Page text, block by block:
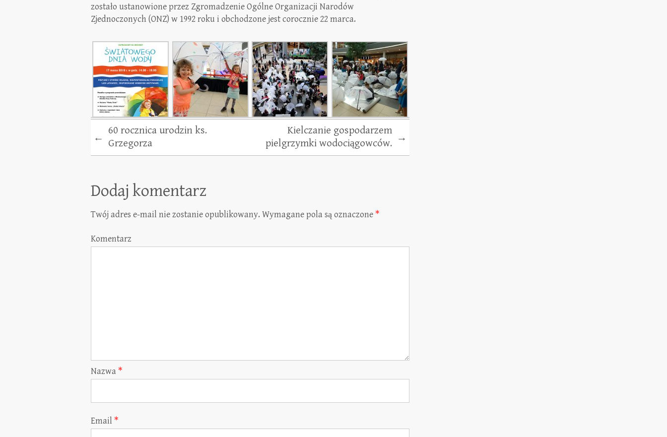
zostało ustanowione przez Zgromadzenie Ogólne Organizacji Narodów
Zjednoczonych (ONZ) w 1992 roku i obchodzone jest corocznie 22 marca.
←
60 rocznica urodzin ks.
Grzegorza
Kielczanie gospodarzem
pielgrzymki wodociągowców. →
Dodaj komentarz
Twój adres e-mail nie zostanie opublikowany. Wymagane pola są oznaczone *
Komentarz
Nazwa *
Email *